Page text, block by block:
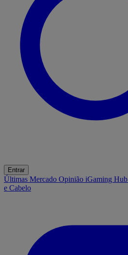
Entrar
Últimas Mercado Opinião iGaming Hub
e Cabelo